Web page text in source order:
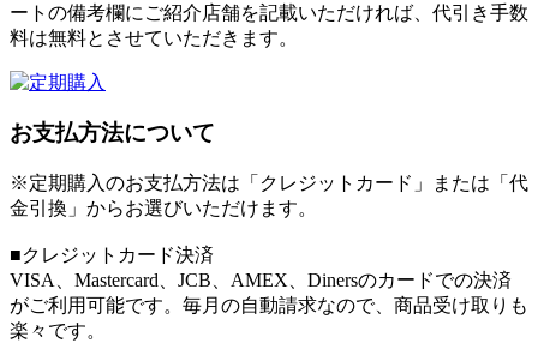
ートの備考欄にご紹介店舗を記載いただければ、代引き手数
料は無料とさせていただきます。
お支払方法について
※定期購入のお支払方法は「クレジットカード」または「代
金引換」からお選びいただけます。
■クレジットカード決済
VISA、Mastercard、JCB、AMEX、Dinersのカードでの決済
がご利用可能です。毎月の自動請求なので、商品受け取りも
楽々です。